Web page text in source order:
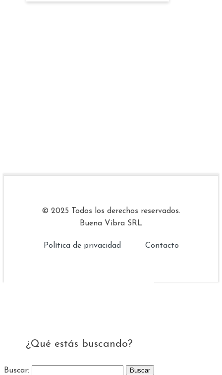
© 2025 Todos los derechos reservados.
Buena Vibra SRL
Política de privacidad Contacto
¿Qué estás buscando?
Buscar: